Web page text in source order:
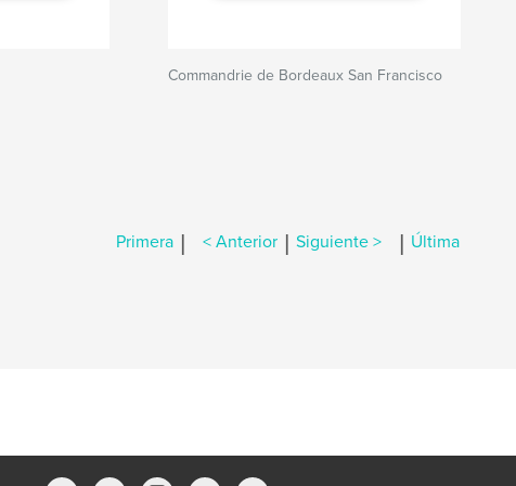
Commandrie de Bordeaux San Francisco
Primera | < Anterior | Siguiente > | Última